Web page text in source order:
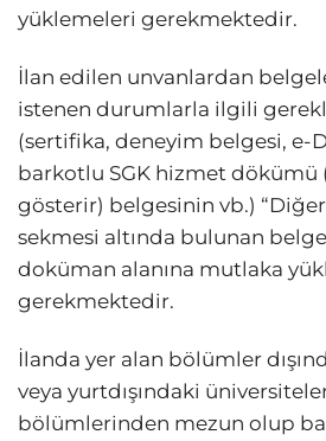
yüklemeleri gerekmektedir.
İlan edilen unvanlardan
istenen durumlarla ilgili
(sertifika, deneyim belgesi, e-
barkotlu SGK hizmet dökümü
gösterir) belgesinin vb.)
sekmesi altında bulunan
doküman alanına mutlaka
gerekmektedir.
İlanda yer alan bölümler
veya yurtdışındaki
bölümlerinden mezun olup